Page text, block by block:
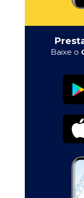
Baixe o